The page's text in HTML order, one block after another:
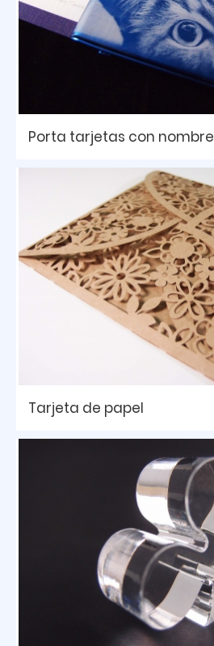
Porta tarjetas con nombre
Tarjeta de papel